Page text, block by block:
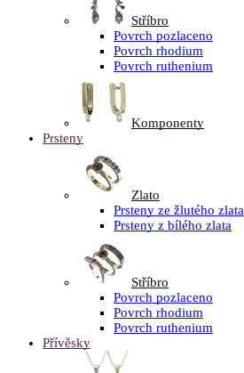
Stříbro
Povrch pozlaceno
Povrch rhodium
Povrch ruthenium
Komponenty
Prsteny
Zlato
Prsteny ze žlutého zlata
Prsteny z bílého zlata
Stříbro
Povrch pozlaceno
Povrch rhodium
Povrch ruthenium
Přívěsky